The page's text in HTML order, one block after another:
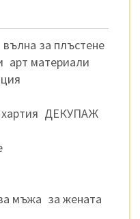
вълна за плъстене
арт материали
хартия ДЕКУПАЖ
мъжа за жената